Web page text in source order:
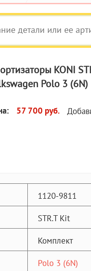
KONI
Polo 3 (6N)
57 700 руб.
1120-9811
STR.T Kit
Комплект
Polo 3 (6N)